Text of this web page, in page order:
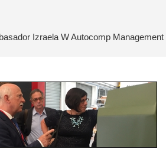
Izraela W Autocomp Management